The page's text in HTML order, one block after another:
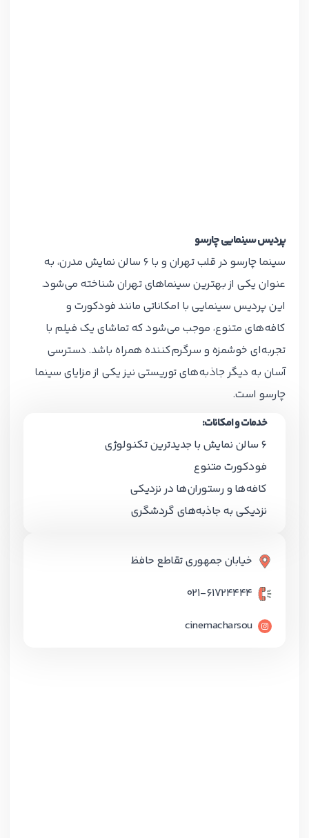
پردیس سینمایی چارسو
سینما چارسو در قلب تهران و با 6 سالن نمایش مدرن، به
عنوان یکی از بهترین سینماهای تهران شناخته می‌شود.
این پردیس سینمایی با امکاناتی مانند فودکورت و
کافه‌های متنوع، موجب می‌شود که تماشای یک فیلم با
تجربه‌ای خوشمزه و سرگرم‌کننده همراه باشد. دسترسی
آسان به دیگر جاذبه‌های توریستی نیز یکی از مزایای سینما
چارسو است.
خدمات و امکانات:
6 سالن نمایش با جدیدترین تکنولوژی
فودکورت متنوع
کافه‌ها و رستوران‌ها در نزدیکی
نزدیکی به جاذبه‌های گردشگری
خیابان جمهوری تقاطع حافظ
021-61724444
cinemacharsou